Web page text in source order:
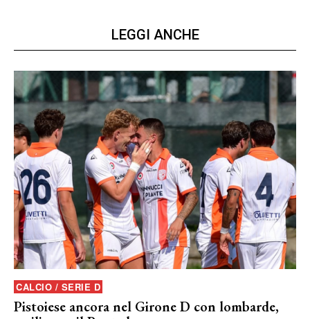
LEGGI ANCHE
CALCIO / SERIE D
Pistoiese ancora nel Girone D con lombarde,